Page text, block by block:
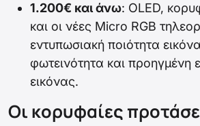
1.200€ και άνω: OLED,
και οι νέες Micro RGB
εντυπωσιακή ποιότητα
φωτεινότητα και προηγμένη
εικόνας.
Οι κορυφαίες